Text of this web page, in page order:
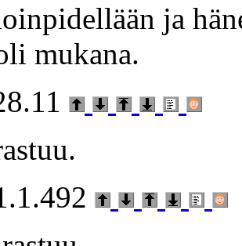
ja
mukana.